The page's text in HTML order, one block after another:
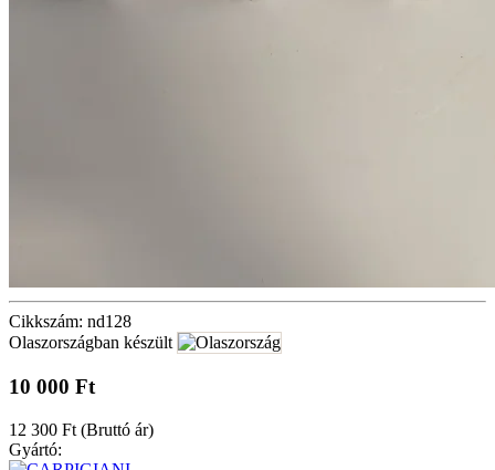
Cikkszám: nd128
Olaszországban készült
10 000 Ft
12 300 Ft (Bruttó ár)
Gyártó: